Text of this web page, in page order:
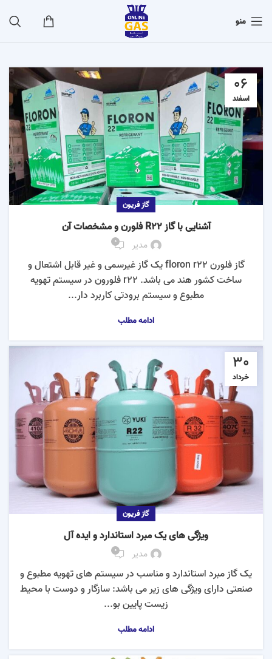
منو
06
اسفند
گاز فریون
آشنایی با گاز R22 فلورن و مشخصات آن
مدیر 0
گاز فلورن floron r22 یک گاز غیرسمی و غیر قابل اشتعال و
ساخت کشور هند می باشد. r22 فلورون در سیستم تهویه
مطبوع و سیستم برودتی کاربرد دار...
ادامه مطلب
30
خرداد
گاز فریون
ویژگی های یک مبرد استاندارد و ایده آل
مدیر 0
یک گاز مبرد استاندارد و مناسب در سیستم های تهویه مطبوع و
صنعتی دارای ویژگی های زیر می باشد: سازگار و دوست با محیط
زیست پایین بو...
ادامه مطلب